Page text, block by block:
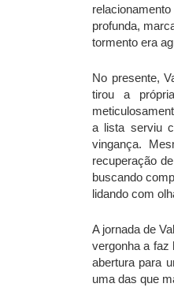
profunda,
tormento era
No presente,
tirou a
a lista serviu
vingança.
recuperação
buscando
lidando com
A jornada de
vergonha a faz
abertura para
uma das que